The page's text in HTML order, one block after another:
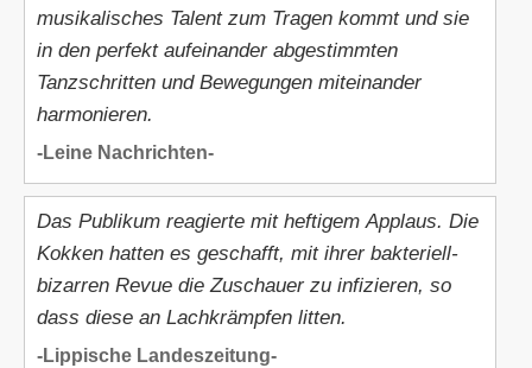
musikalisches Talent zum Tragen kommt und sie
in den perfekt aufeinander abgestimmten
Tanzschritten und Bewegungen miteinander
harmonieren.
-Leine Nachrichten-
Das Publikum reagierte mit heftigem Applaus. Die
Kokken hatten es geschafft, mit ihrer bakteriell-
bizarren Revue die Zuschauer zu infizieren, so
dass diese an Lachkrämpfen litten.
-Lippische Landeszeitung-